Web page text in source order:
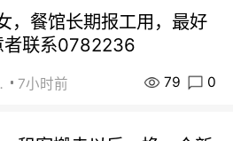
，餐馆长期报工用，最好
联系0782236
7小时前 79 0